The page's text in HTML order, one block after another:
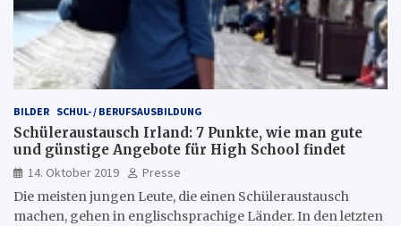
BILDER SCHUL- / BERUFSAUSBILDUNG
Schüleraustausch Irland: 7 Punkte, wie man gute
und günstige Angebote für High School findet
14. Oktober 2019
Presse
Die meisten jungen Leute, die einen Schüleraustausch
machen, gehen in englischsprachige Länder. In den letzten